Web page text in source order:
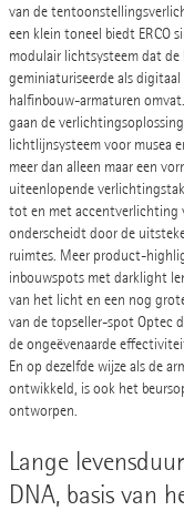
van de
een klein toneel biedt ERCO
modulair lichtsysteem dat
geminiaturiseerde als
halfinbouw-armaturen
gaan de
lichtlijnsysteem voor musea
meer dan alleen maar een
uiteenlopende
tot en met accentverlichting
onderscheidt door de
ruimtes. Meer product-
inbouwspots met darklight
van het licht en een nog
van de topseller-spot Optec
de ongeëvenaarde
En op dezelfde wijze als de
ontwikkeld, is ook het
ontworpen.
Lange
DNA, basis van